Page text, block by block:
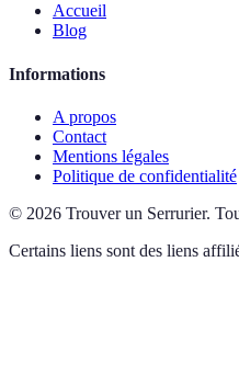
Accueil
Blog
Informations
A propos
Contact
Mentions légales
Politique de confidentialité
© 2026 Trouver un Serrurier.
Certains liens sont des liens